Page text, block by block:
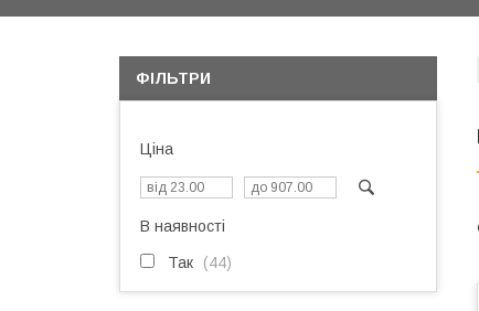
ФІЛЬТРИ
Ціна
В наявності
Так 44